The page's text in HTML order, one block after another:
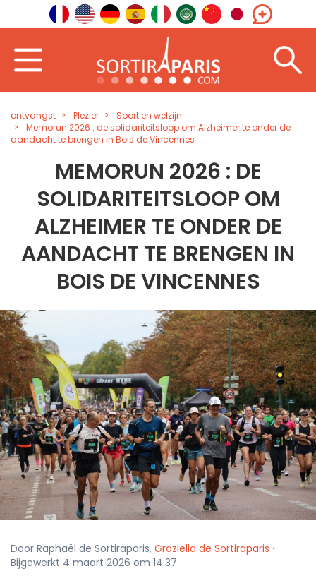
ontvangst Plezier
Sport en welzijn
Memorun 2026 : de solidariteitsloop om Alzheimer te onder de
aandacht te brengen in Bois de Vincennes
MEMORUN 2026 : DE
SOLIDARITEITSLOOP OM
ALZHEIMER TE ONDER DE
AANDACHT TE BRENGEN IN
BOIS DE VINCENNES
Door Raphaël de Sortiraparis, Graziella de Sortiraparis ·
Bijgewerkt 4 maart 2026 om 14:37